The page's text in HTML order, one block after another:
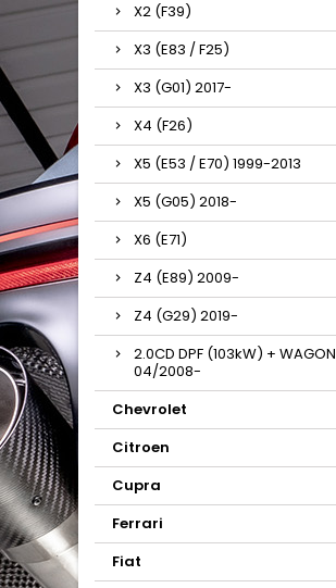
X2 (F39)
X3 (E83 / F25)
X3 (G01) 2017-
X4 (F26)
X5 (E53 / E70) 1999-2013
X5 (G05) 2018-
X6 (E71)
Z4 (E89) 2009-
Z4 (G29) 2019-
2.0CD DPF (103kW) + WAGON
04/2008-
Chevrolet
Citroen
Cupra
Ferrari
Fiat